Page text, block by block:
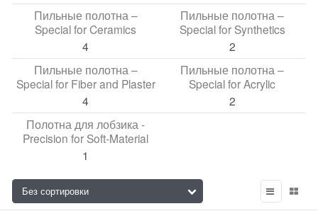
Пильные полотна –
Special for Ceramics
4
Пильные полотна –
Special for Synthetics
2
Пильные полотна –
Special for Fiber and Plaster
4
Пильные полотна –
Special for Acrylic
2
Полотна для лобзика -
Precision for Soft-Material
1